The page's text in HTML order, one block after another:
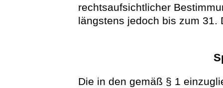
rechtsaufsichtlicher
längstens jedoch bis zum 31.
Die in den gemäß § 1